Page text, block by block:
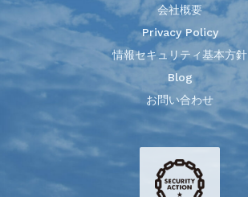
会社概要
Privacy Policy
情報セキュリティ基本方針
Blog
お問い合わせ